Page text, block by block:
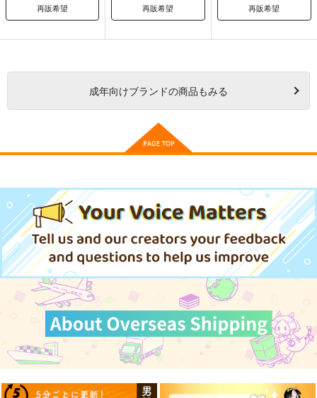
再販希望 再販希望 再販希望
成年向けブランドの商品もみる